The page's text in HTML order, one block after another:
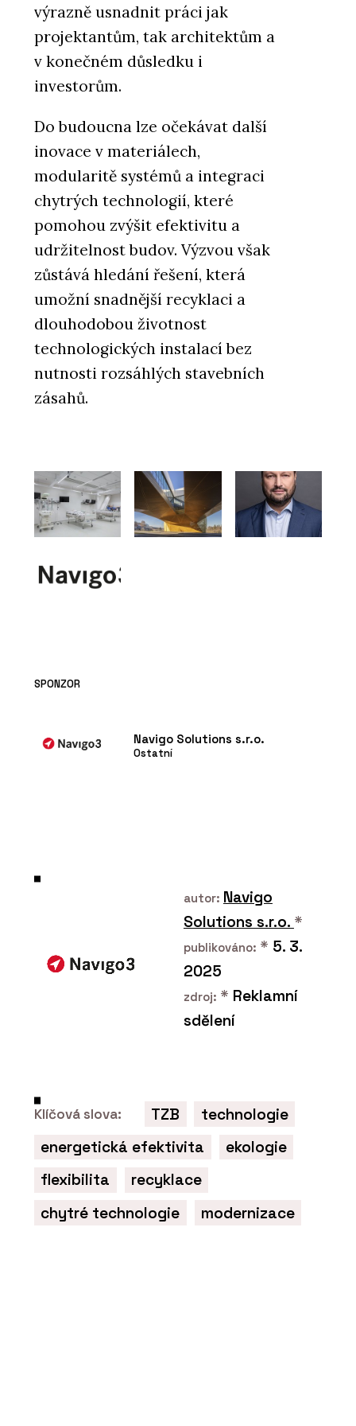
výrazně usnadnit práci jak
projektantům, tak architektům a
v konečném důsledku i
investorům.
Do budoucna lze očekávat další
inovace v materiálech,
modularitě systémů a integraci
chytrých technologií, které
pomohou zvýšit efektivitu a
udržitelnost budov. Výzvou však
zůstává hledání řešení, která
umožní snadnější recyklaci a
dlouhodobou životnost
technologických instalací bez
nutnosti rozsáhlých stavebních
zásahů.
SPONZOR
Navigo Solutions s.r.o.
Ostatní
autor: Navigo
Solutions s.r.o. *
publikováno: * 5. 3.
2025
zdroj: * Reklamní
sdělení
Klíčová slova: TZB
technologie
energetická efektivita
ekologie
flexibilita
recyklace
chytré technologie
modernizace